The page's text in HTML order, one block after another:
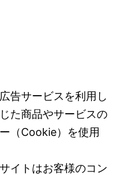
告サービスを利用し
た商品やサービスの
（Cookie）を使用
イトはお客様のコン